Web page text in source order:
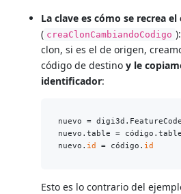
La clave es cómo se recrea el
( creaClonCambiandoCodigo
clon, si es el de origen,
código de destino y le
identificador:
nuevo =
nuevo.table = código.table
nuevo. id = código. id
Esto es lo contrario del